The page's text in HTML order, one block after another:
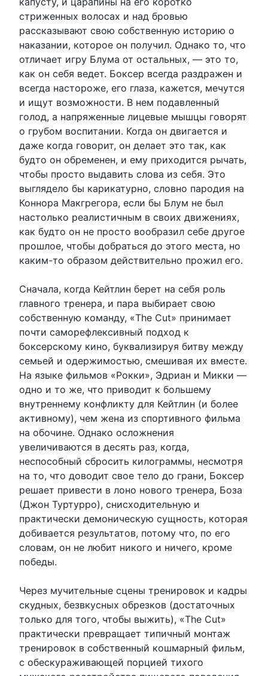
стриженных волосах и над бровью
рассказывают свою собственную историю о
наказании, которое он получил. Однако то, что
отличает игру Блума от остальных, — это то,
как он себя ведет. Боксер всегда раздражен и
всегда настороже, его глаза, кажется, мечутся
и ищут возможности. В нем подавленный
голод, а напряженные лицевые мышцы говорят
о грубом воспитании. Когда он двигается и
даже когда говорит, он делает это так, как
будто он обременен, и ему приходится рычать,
чтобы просто выдавить слова из себя. Это
выглядело бы карикатурно, словно пародия на
Коннора Макгрегора, если бы Блум не был
настолько реалистичным в своих движениях,
как будто он не просто вообразил себе другое
прошлое, чтобы добраться до этого места, но
каким-то образом действительно прожил его.
Сначала, когда Кейтлин берет на себя роль
главного тренера, и пара выбирает свою
собственную команду, «The Cut» принимает
почти саморефлексивный подход к
боксерскому кино, буквализируя битву между
семьей и одержимостью, смешивая их вместе.
На языке фильмов «Рокки», Эдриан и Микки —
одно и то же, что приводит к большему
внутреннему конфликту для Кейтлин (и более
активному), чем жена из спортивного фильма
на обочине. Однако осложнения
увеличиваются в десять раз, когда,
неспособный сбросить килограммы, несмотря
на то, что доводит свое тело до грани, Боксер
решает привести в лоно нового тренера, Боза
(Джон Туртурро), снисходительную и
практически демоническую сущность, которая
добивается результатов, потому что, по его
словам, он не любит никого и ничего, кроме
победы.
Через мучительные сцены тренировок и кадры
скудных, безвкусных обрезков (достаточных
только для того, чтобы выжить), «The Cut»
практически превращает типичный монтаж
тренировок в собственный кошмарный фильм,
с обескураживающей порцией тихого